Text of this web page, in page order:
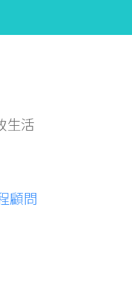
生活
顧問